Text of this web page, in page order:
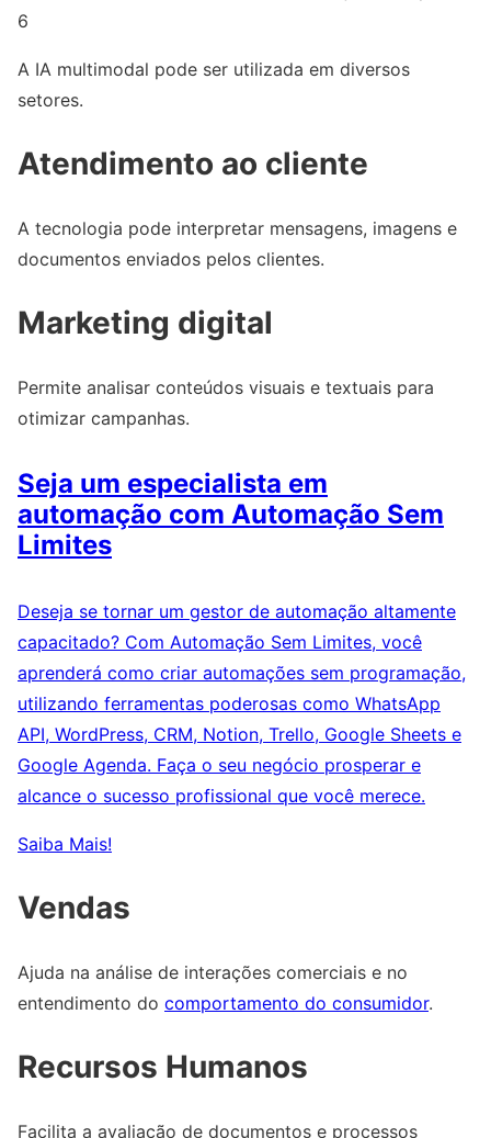
6
A IA multimodal pode ser utilizada em diversos
setores.
Atendimento ao cliente
A tecnologia pode interpretar mensagens, imagens e
documentos enviados pelos clientes.
Marketing digital
Permite analisar conteúdos visuais e textuais para
otimizar campanhas.
Seja um especialista em
automação com Automação Sem
Limites
Deseja se tornar um gestor de automação altamente
capacitado? Com Automação Sem Limites, você
aprenderá como criar automações sem programação,
utilizando ferramentas poderosas como WhatsApp
API, WordPress, CRM, Notion, Trello, Google Sheets e
Google Agenda. Faça o seu negócio prosperar e
alcance o sucesso profissional que você merece.
Saiba Mais!
Vendas
Ajuda na análise de interações comerciais e no
entendimento do comportamento do consumidor.
Recursos Humanos
Facilita a avaliação de documentos e processos